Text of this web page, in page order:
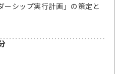
ーシップ実行計画」の策定と